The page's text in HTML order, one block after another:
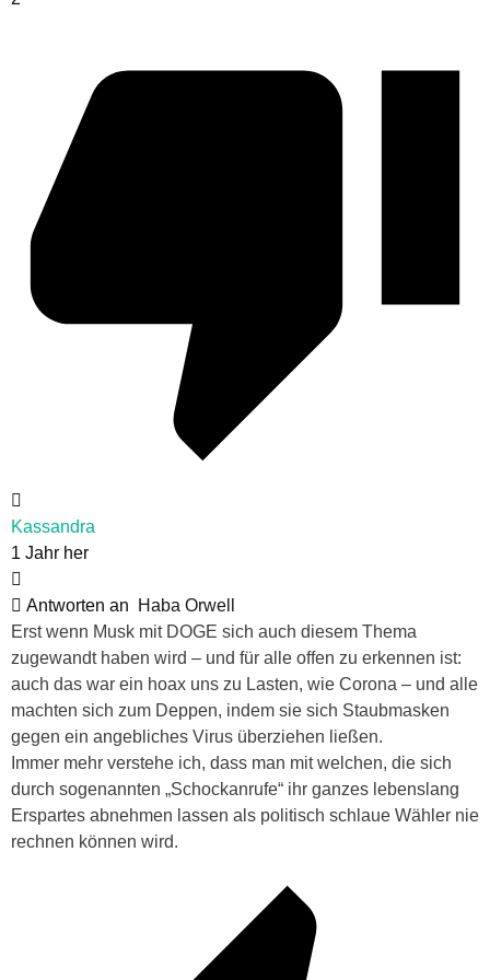
Kassandra
1 Jahr her
Antworten an
Haba Orwell
Erst wenn Musk mit DOGE sich auch diesem Thema
zugewandt haben wird – und für alle offen zu erkennen ist:
auch das war ein hoax uns zu Lasten, wie Corona – und alle
machten sich zum Deppen, indem sie sich Staubmasken
gegen ein angebliches Virus überziehen ließen.
Immer mehr verstehe ich, dass man mit welchen, die sich
durch sogenannten „Schockanrufe“ ihr ganzes lebenslang
Erspartes abnehmen lassen als politisch schlaue Wähler nie
rechnen können wird.